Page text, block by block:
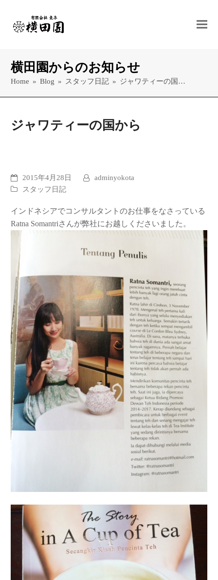
横田園からのお知らせ
Home » Blog » スタッフ日記 » ジャワティーの国…
ジャワティーの国から
2015年4月28日
adminyokota
スタッフ日記
インドネシアでコンサルタントのお仕事をなさっている
Ratna Somantriさんが弊社にお越しくださいました。